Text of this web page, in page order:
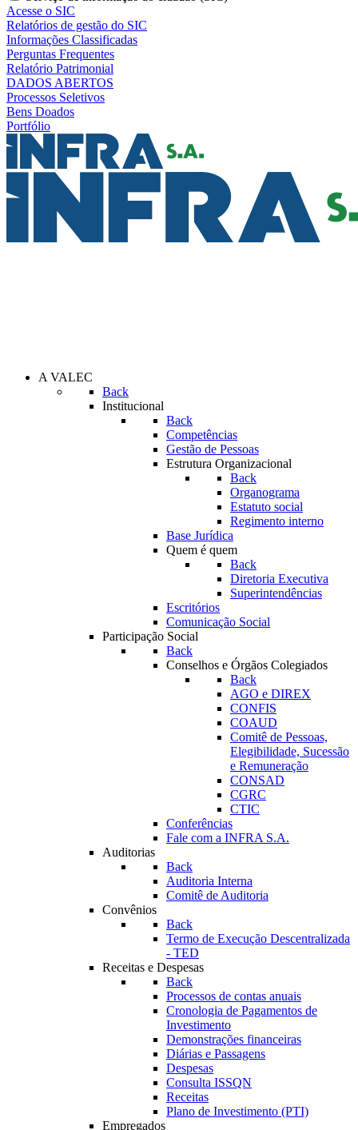
Acesse o SIC
Relatórios de gestão do SIC
Informações Classificadas
Perguntas Frequentes
Relatório Patrimonial
DADOS ABERTOS
Processos Seletivos
Bens Doados
Portfólio
A VALEC
Back
Institucional
Back
Competências
Gestão de Pessoas
Estrutura Organizacional
Back
Organograma
Estatuto social
Regimento interno
Base Jurídica
Quem é quem
Back
Diretoria Executiva
Superintendências
Escritórios
Comunicação Social
Participação Social
Back
Conselhos e Órgãos Colegiados
Back
AGO e DIREX
CONFIS
COAUD
Comitê de Pessoas,
Elegibilidade, Sucessão
e Remuneração
CONSAD
CGRC
CTIC
Conferências
Fale com a INFRA S.A.
Auditorias
Back
Auditoria Interna
Comitê de Auditoria
Convênios
Back
Termo de Execução Descentralizada
- TED
Receitas e Despesas
Back
Processos de contas anuais
Cronologia de Pagamentos de
Investimento
Demonstrações financeiras
Diárias e Passagens
Despesas
Consulta ISSQN
Receitas
Plano de Investimento (PTI)
Empregados